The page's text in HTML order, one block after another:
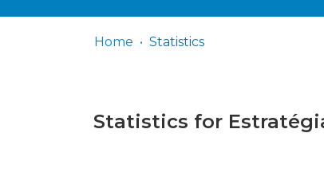
Home Statistics
Statistics for